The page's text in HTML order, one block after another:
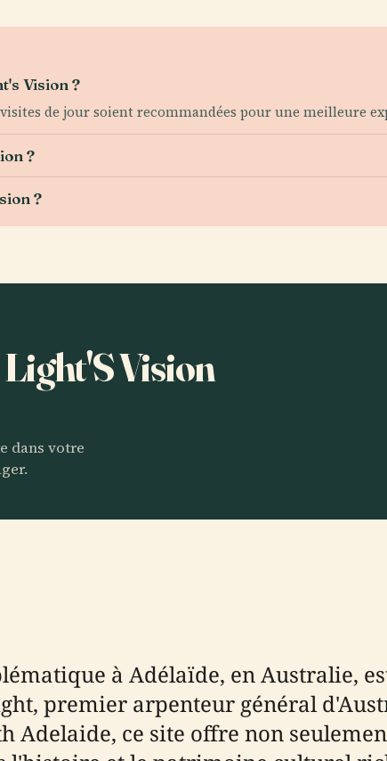
Vision ?
de jour soient recommandées pour une meilleure
?
?
Vision
dans votre
à Adélaïde, en Australie,
premier arpenteur général
Adelaide, ce site offre non